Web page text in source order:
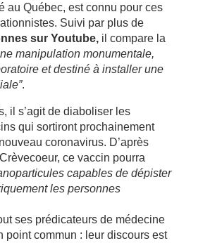
au Québec, est connu pour ces
Suivi par plus de
sur Youtube,il compare la
manipulation monumentale,
et destiné à installer une
.
il s’agit de diaboliser les
qui sortiront prochainement
coronavirus. D’après
ce vaccin pourra
capables de dépister
les personnes
ses prédicateurs de médecine
point commun : leur discours est